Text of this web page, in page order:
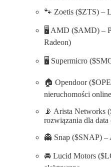
🐾 Zoetis ($ZTS) –
🖥️ AMD ($AMD) –
Radeon)
🖥️ Supermicro
🏠 Opendoor
nieruchomości online
📡 Arista Networks
rozwiązania dla data
👻 Snap ($SNAP) –
🚘 Lucid Motors